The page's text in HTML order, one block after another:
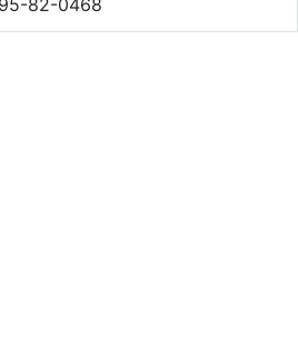
82-0468